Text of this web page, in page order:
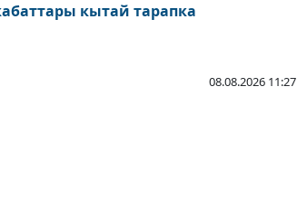
кытай тарапка
08.08.2026 11:27